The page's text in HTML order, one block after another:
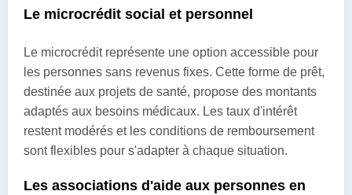
Le microcrédit social et personnel
Le microcrédit représente une option accessible pour
les personnes sans revenus fixes. Cette forme de prêt,
destinée aux projets de santé, propose des montants
adaptés aux besoins médicaux. Les taux d'intérêt
restent modérés et les conditions de remboursement
sont flexibles pour s'adapter à chaque situation.
Les associations d'aide aux personnes en